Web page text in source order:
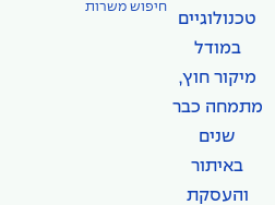
חיפוש משרות
טכנולוגיים
במודל
מיקור חוץ,
מתמחה כבר
שנים
באיתור
והעסקת